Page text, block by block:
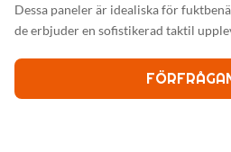
Dessa paneler är idealiska för
de erbjuder en sofistikerad taktil